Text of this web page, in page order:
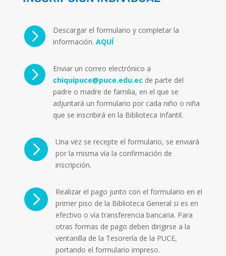

Descargar el formulario y completar la
información. AQUÍ

Enviar un correo electrónico a
chiquipuce@puce.edu.ec de parte del
padre o madre de familia, en el que se
adjuntará un formulario por cada niño o niña
que se inscribirá en la Biblioteca Infantil.

Una vez se recepte el formulario, se enviará
por la misma vía la confirmación de
inscripción.

Realizar el pago junto con el formulario en el
primer piso de la Biblioteca General si es en
efectivo o vía transferencia bancaria. Para
otras formas de pago deben dirigirse a la
ventanilla de la Tesorería de la PUCE,
portando el formulario impreso.